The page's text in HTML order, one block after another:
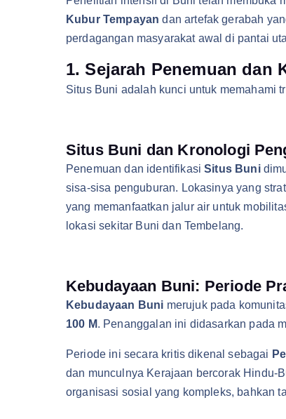
Kubur Tempayan dan artefak gerabah
perdagangan masyarakat awal di pantai
1. Sejarah Penemuan dan
Situs Buni adalah kunci untuk memahami
Situs Buni dan Kronologi
Penemuan dan identifikasiSitus Buni
sisa-sisa penguburan. Lokasinya yang
yang memanfaatkan jalur air untuk
lokasi sekitar Buni dan Tembelang.
Kebudayaan Buni: Periode
Kebudayaan Buni merujuk pada
100 M. Penanggalan ini didasarkan pada
Periode ini secara kritis dikenal sebagai
dan munculnya Kerajaan bercorak Hindu-
organisasi sosial yang kompleks, bahkan